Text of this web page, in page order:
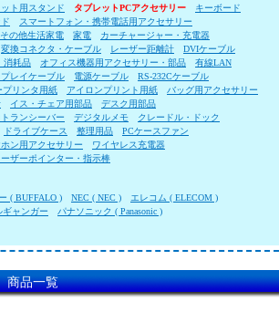
ト用スタンド タブレットPCアクセサリー
キーボード
スマートフォン・携帯電話用アクセサリー
その他生活家電 家電
カーチャージャー・充電器
変換コネクタ・ケーブル レーザー距離計
DVIケーブル
消耗品 オフィス機器用アクセサリー・部品
有線LAN
レイケーブル 電源ケーブル
RS-232Cケーブル
プリンタ用紙 アイロンプリント用紙
バッグ用アクセサリー
イス・チェア用部品
デスク用部品
ランシーバー デジタルメモ
クレードル・ドック
ドライブケース 整理用品
PCケースファン
ン用アクセサリー
ワイヤレス充電器
ーザーポインター・指示棒
( BUFFALO ) NEC ( NEC )
エレコム ( ELECOM )
ギャンガー
パナソニック ( Panasonic )
商品一覧